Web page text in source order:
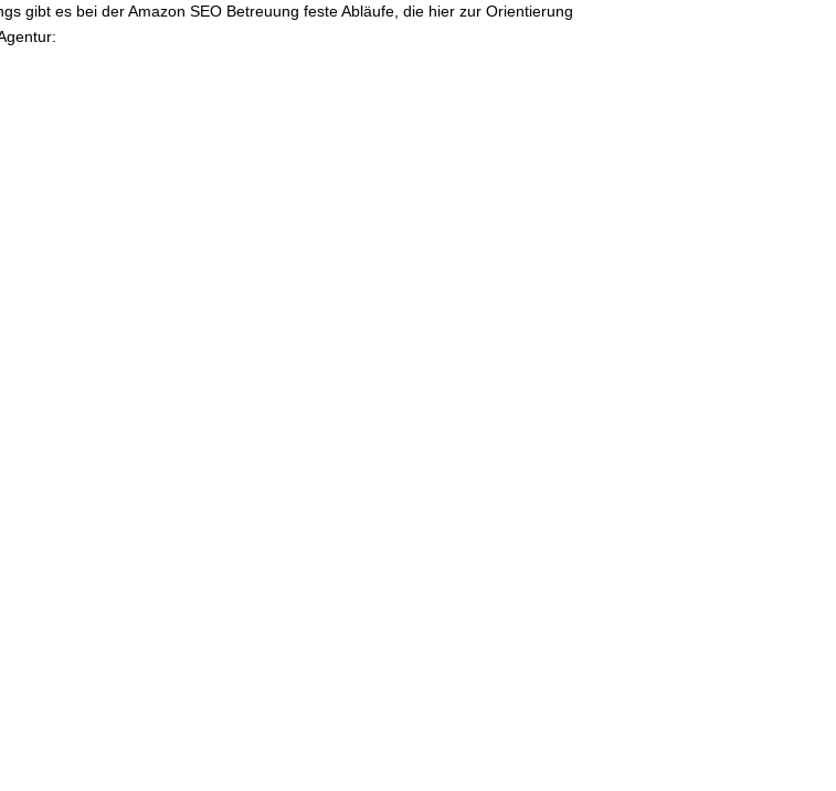
gibt es bei der Amazon SEO Betreuung feste Abläufe, die hier zur Orientierung